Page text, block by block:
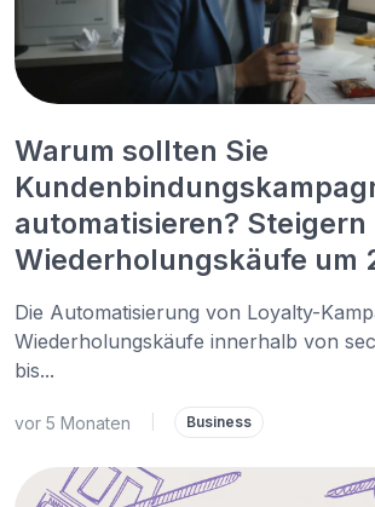
Warum sollten Sie
automatisieren? Steigern
Wiederholungskäufe um
Die Automatisierung von Loyalty-
Wiederholungskäufe innerhalb von
bis...
vor 5 Monaten Business